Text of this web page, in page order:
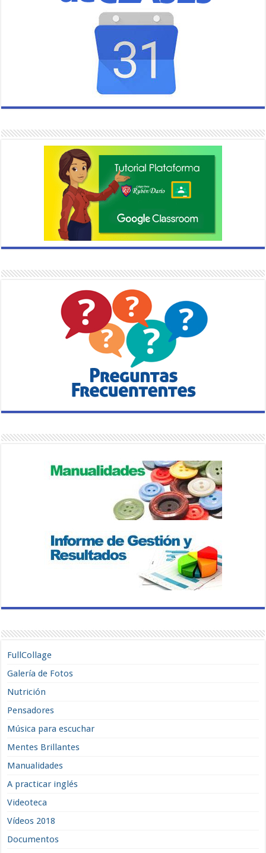
FullCollage
Galería de Fotos
Nutrición
Pensadores
Música para escuchar
Mentes Brillantes
Manualidades
A practicar inglés
Videoteca
Vídeos 2018
Documentos